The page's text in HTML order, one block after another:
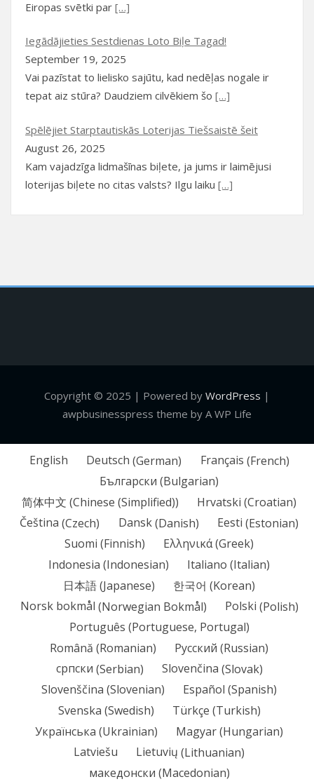
Eiropas svētki par […]
Iegādājieties Sestdienas Loto Biļe Tagad!
September 19, 2025
Vai pazīstat to lielisko sajūtu, kad nedēļas nogale ir
tepat aiz stūra? Daudziem cilvēkiem šo […]
Spēlējiet Starptautiskās Loterijas Tiešsaistē šeit
August 26, 2025
Kam vajadzīga lidmašīnas biļete, ja jums ir laimējusi
loterijas biļete no citas valsts? Ilgu laiku […]
Copyright © 2025 | Powered by WordPress |
awpbusinesspress theme by A WP Life
English Deutsch (German) Français (French)
Български (Bulgarian)
简体中文 (Chinese (Simplified)) Hrvatski (Croatian)
Čeština (Czech) Dansk(Danish) Eesti (Estonian)
Suomi (Finnish) Ελληνικά(Greek)
Indonesia (Indonesian) Italiano (Italian)
日本語(Japanese) 한국어 (Korean)
Norsk bokmål (Norwegian Bokmål) Polski (Polish)
Português (Portuguese, Portugal)
Română (Romanian) Русский (Russian)
српски (Serbian) Slovenčina (Slovak)
Slovenščina (Slovenian) Español (Spanish)
Svenska (Swedish) Türkçe (Turkish)
Українська (Ukrainian) Magyar(Hungarian)
Latviešu
Lietuvių (Lithuanian)
македонски (Macedonian)